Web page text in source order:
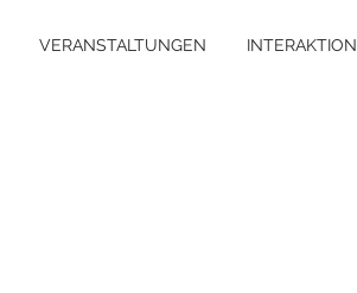
VERANSTALTUNGEN INTERAKTION